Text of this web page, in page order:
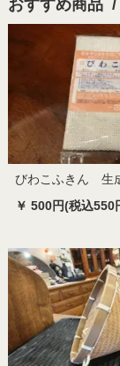
おすすめ商品 /
びわこふきん 生
￥ 500円(税込550